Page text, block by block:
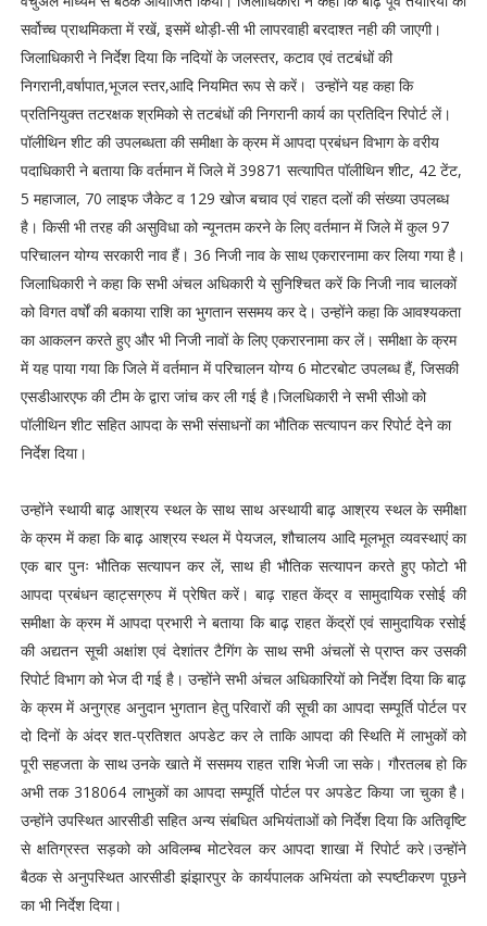
सर्वोच्च प्राथमिकता में रखें, इसमें थोड़ी-सी भी लापरवाही बरदाश्त नही की जाएगी।
जिलाधिकारी ने निर्देश दिया कि नदियों के जलस्तर, कटाव एवं तटबंधों की
निगरानी,वर्षापात,भूजल स्तर,आदि नियमित रूप से करें। उन्होंने यह कहा कि
प्रतिनियुक्त तटरक्षक श्रमिको से तटबंधों की निगरानी कार्य का प्रतिदिन रिपोर्ट लें।
पॉलीथिन शीट की उपलब्धता की समीक्षा के क्रम में आपदा प्रबंधन विभाग के वरीय
पदाधिकारी ने बताया कि वर्तमान में जिले में 39871 सत्यापित पॉलीथिन शीट, 42 टेंट,
5 महाजाल, 70 लाइफ जैकेट व 129 खोज बचाव एवं राहत दलों की संख्या उपलब्ध
है। किसी भी तरह की असुविधा को न्यूनतम करने के लिए वर्तमान में जिले में कुल 97
परिचालन योग्य सरकारी नाव हैं। 36 निजी नाव के साथ एकरारनामा कर लिया गया है।
जिलाधिकारी ने कहा कि सभी अंचल अधिकारी ये सुनिश्चित करें कि निजी नाव चालकों
को विगत वर्षों की बकाया राशि का भुगतान ससमय कर दे। उन्होंने कहा कि आवश्यकता
का आकलन करते हुए और भी निजी नावों के लिए एकरारनामा कर लें। समीक्षा के क्रम
में यह पाया गया कि जिले में वर्तमान में परिचालन योग्य 6 मोटरबोट उपलब्ध हैं, जिसकी
एसडीआरएफ की टीम के द्वारा जांच कर ली गई है।जिलधिकारी ने सभी सीओ को
पॉलीथिन शीट सहित आपदा के सभी संसाधनों का भौतिक सत्यापन कर रिपोर्ट देने का
निर्देश दिया।
उन्होंने स्थायी बाढ़ आश्रय स्थल के साथ साथ अस्थायी बाढ़ आश्रय स्थल के समीक्षा
के क्रम में कहा कि बाढ़ आश्रय स्थल में पेयजल, शौचालय आदि मूलभूत व्यवस्थाएं का
एक बार पुनः भौतिक सत्यापन कर लें, साथ ही भौतिक सत्यापन करते हुए फोटो भी
आपदा प्रबंधन व्हाट्सग्रुप में प्रेषित करें। बाढ़ राहत केंद्र व सामुदायिक रसोई की
समीक्षा के क्रम में आपदा प्रभारी ने बताया कि बाढ़ राहत केंद्रों एवं सामुदायिक रसोई
की अद्यतन सूची अक्षांश एवं देशांतर टैगिंग के साथ सभी अंचलों से प्राप्त कर उसकी
रिपोर्ट विभाग को भेज दी गई है। उन्होंने सभी अंचल अधिकारियों को निर्देश दिया कि बाढ़
के क्रम में अनुग्रह अनुदान भुगतान हेतु परिवारों की सूची का आपदा सम्पूर्ति पोर्टल पर
दो दिनों के अंदर शत-प्रतिशत अपडेट कर ले ताकि आपदा की स्थिति में लाभुकों को
पूरी सहजता के साथ उनके खाते में ससमय राहत राशि भेजी जा सके। गौरतलब हो कि
अभी तक 318064 लाभुकों का आपदा सम्पूर्ति पोर्टल पर अपडेट किया जा चुका है।
उन्होंने उपस्थित आरसीडी सहित अन्य संबधित अभियंताओं को निर्देश दिया कि अतिवृष्टि
से क्षतिग्रस्त सड़को को अविलम्ब मोटरेवल कर आपदा शाखा में रिपोर्ट करे।उन्होंने
बैठक से अनुपस्थित आरसीडी झंझारपुर के कार्यपालक अभियंता को स्पष्टीकरण पूछने
का भी निर्देश दिया।